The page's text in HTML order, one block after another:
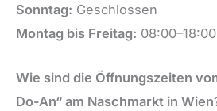
Sonntag: Geschlossen
Montag bis Freitag:
Wie sind die Öffnungszeiten
Do-An“ am Naschmarkt in